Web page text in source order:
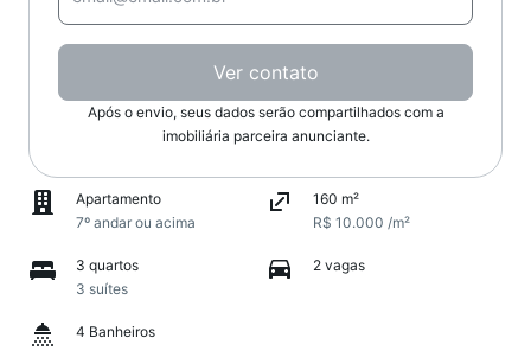
Ver contato
Após o envio, seus dados serão compartilhados com a
imobiliária parceira anunciante.
Apartamento
7º andar ou acima
160 m²
R$ 10.000 /m²
3 quartos
3 suítes
2 vagas
4 Banheiros